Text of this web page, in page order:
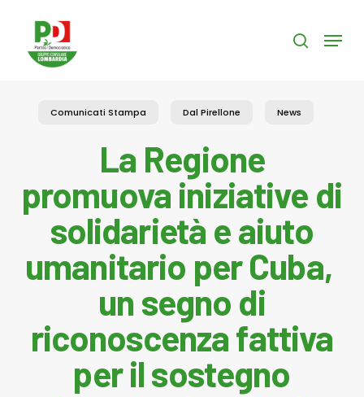
content
search
Menu
Comunicati Stampa Dal Pirellone News
La Regione
promuova iniziative di
solidarietà e aiuto
umanitario per Cuba,
un segno di
riconoscenza fattiva
per il sostegno